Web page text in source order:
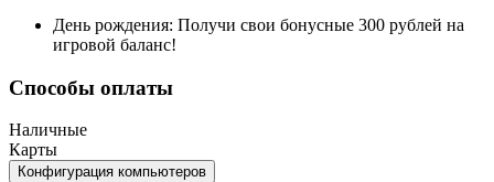
День рождения: Получи свои бонусные 300 рублей на
игровой баланс!
Способы оплаты
Наличные
Карты
Конфигурация компьютеров